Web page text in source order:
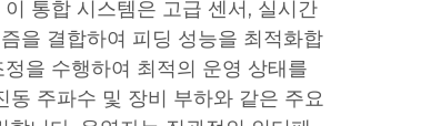
통합 시스템은 고급 센서, 실시간
을 결합하여 피딩 성능을 최적화합
을 수행하여 최적의 운영 상태를
동 주파수 및 장비 부하와 같은 주요